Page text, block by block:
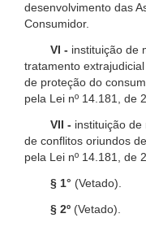
desenvolvimento das
Consumidor.
VI - instituição de
tratamento
de proteção do
pela Lei nº 14.181, de
VII - instituição
de conflitos oriundos
pela Lei nº 14.181, de
§ 1° (Vetado).
§ 2º (Vetado).